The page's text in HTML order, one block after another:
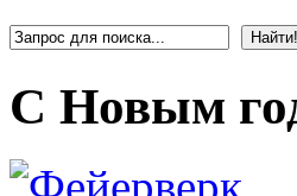
С Новым